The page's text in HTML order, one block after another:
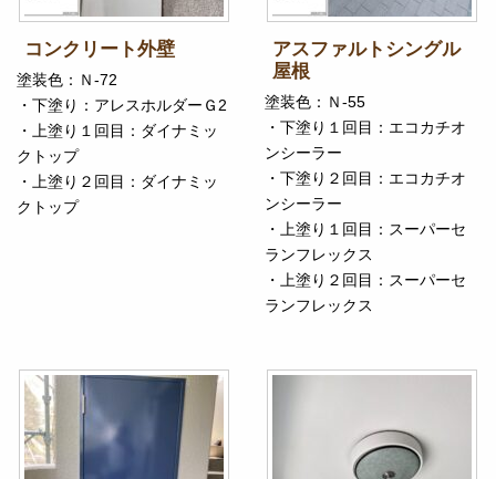
コンクリート外壁
塗装色：Ｎ-72
・下塗り：アレスホルダーＧ2
・上塗り１回目：ダイナミッ
クトップ
・上塗り２回目：ダイナミッ
クトップ
アスファルトシングル
屋根
塗装色：Ｎ-55
・下塗り１回目：エコカチオ
ンシーラー
・下塗り２回目：エコカチオ
ンシーラー
・上塗り１回目：スーパーセ
ランフレックス
・上塗り２回目：スーパーセ
ランフレックス